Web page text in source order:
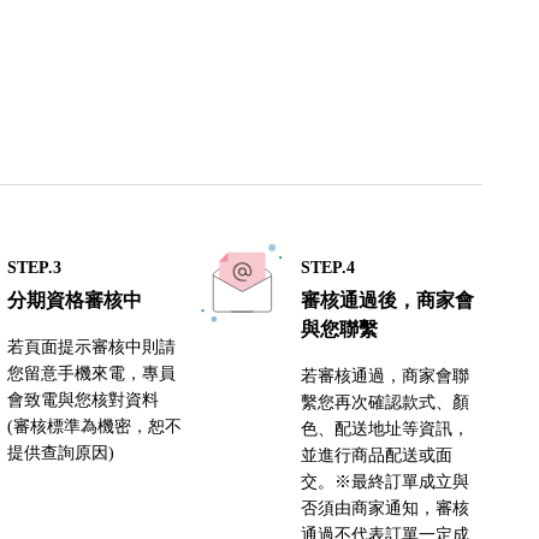
STEP.3
分期資格審核中
若頁面提示審核中則請
您留意手機來電，專員
會致電與您核對資料
(審核標準為機密，恕不
提供查詢原因)
STEP.4
審核通過後，商家會
與您聯繫
若審核通過，商家會聯
繫您再次確認款式、顏
色、配送地址等資訊，
並進行商品配送或面
交。※最終訂單成立與
否須由商家通知，審核
通過不代表訂單一定成